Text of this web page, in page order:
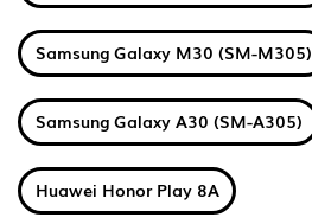
Samsung Galaxy M30 (SM-M305)
Samsung Galaxy A30 (SM-A305)
Huawei Honor Play 8A